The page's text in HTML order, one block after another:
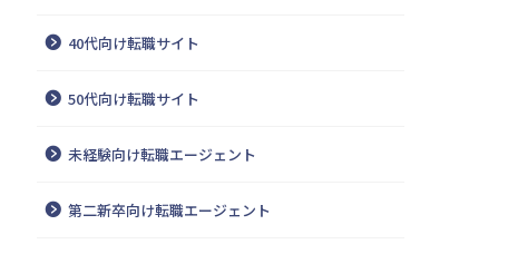
40代向け転職サイト
50代向け転職サイト
未経験向け転職エージェント
第二新卒向け転職エージェント